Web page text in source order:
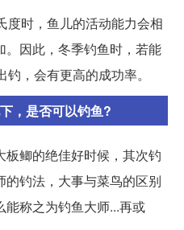
度时，鱼儿的活动能力会相
因此，冬季钓鱼时，若能
，会有更高的成功率。
，是否可以钓鱼?
鲫的绝佳好时候，其次钓
钓法，大事与菜鸟的区别
称之为钓鱼大师...再或